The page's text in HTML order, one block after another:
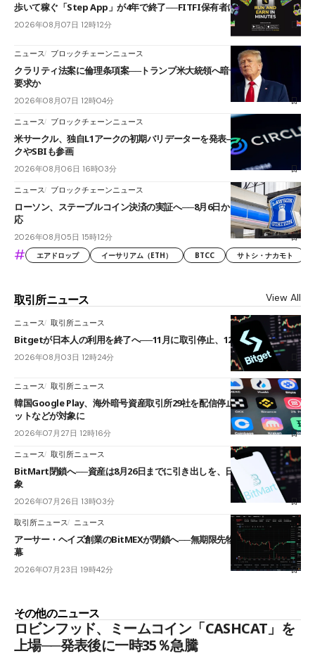
歩いて稼ぐ「Step App」が4年で終了──FITFI保有者に対応呼びかけ
2026年08月07日 12時12分
ニュース ブロックチェーンニュース
クラリティ法案に倫理条項案──トランプ米大統領へ暗号資産事業の売却
要求か
2026年08月07日 12時04分
ニュース ブロックチェーンニュース
米サークル、独自L1アークの初期バリデーターを発表――ブラックロッ
クやSBIも参画
2026年08月06日 16時03分
ニュース ブロックチェーンニュース
ローソン、ステーブルコイン決済の実証へ──8月6日からJPYCやUSDC対
応
2026年08月05日 15時12分
# エアドロップ イーサリアム（ETH） BTCC サトシ・ナカモト
取引所ニュース View All
ニュース 取引所ニュース
Bitgetが日本人の利用を終了へ──11月に取引停止、12月末に強制決済
2026年08月03日 12時24分
ニュース 取引所ニュース
韓国Google Play、海外暗号資産取引所29社を配信停止──OKXやバイビ
ットなどが対象に
2026年07月27日 12時16分
ニュース 取引所ニュース
BitMart閉鎖へ──資産は8月26日までに引き出しを、日本人利用者も対
象
2026年07月26日 13時03分
取引所ニュース ニュース
アーサー・ヘイズ創業のBitMEXが閉鎖へ──無期限先物を生んだ11年に
幕
2026年07月23日 19時42分
その他のニュース
ロビンフッド、ミームコイン「CASHCAT」を
上場──発表後に一時35％急騰